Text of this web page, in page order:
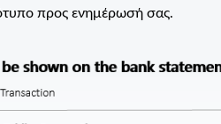
προς ενημέρωσή σας.